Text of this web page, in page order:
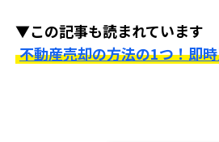
▼この記事も読まれています
不動産売却の方法の1つ！即